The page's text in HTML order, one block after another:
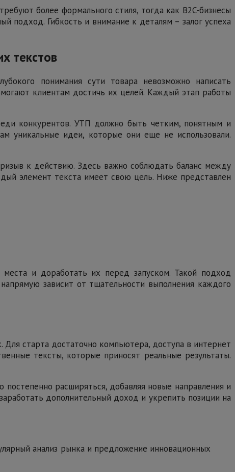
более формального стиля, тогда как B2C-бизнесы
подход. Гибкость и внимание к деталям – залог успеха
текстов
понимания сути товара невозможно написать
клиентам достичь их целей. Каждый этап работы
конкурентов. УТП должно быть четким, понятным и
уникальные идеи, которые они еще не использовали.
к действию. Здесь важно соблюдать баланс между
элемент текста имеет свою цель. Ниже представлен
и доработать их перед запуском. Такой подход
зависит от тщательности выполнения каждого
Для старта достаточно компьютера, доступа в интернет
тексты, которые приносят реальные результаты.
расширяться, добавляя новые направления и
дополнительный доход и укрепить позиции на
анализ рынка и предложение инновационных